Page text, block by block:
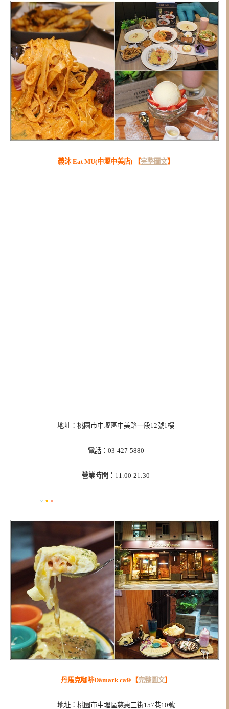
義沐 Eat MU(中壢中美店) 【完整圖文】
地址：桃園市中壢區中美路一段12號1樓
電話：03-427-5880
營業時間：11:00-21:30
丹馬克咖啡Dämark café【完整圖文】
地址：桃園市中壢區慈惠三街157巷10號